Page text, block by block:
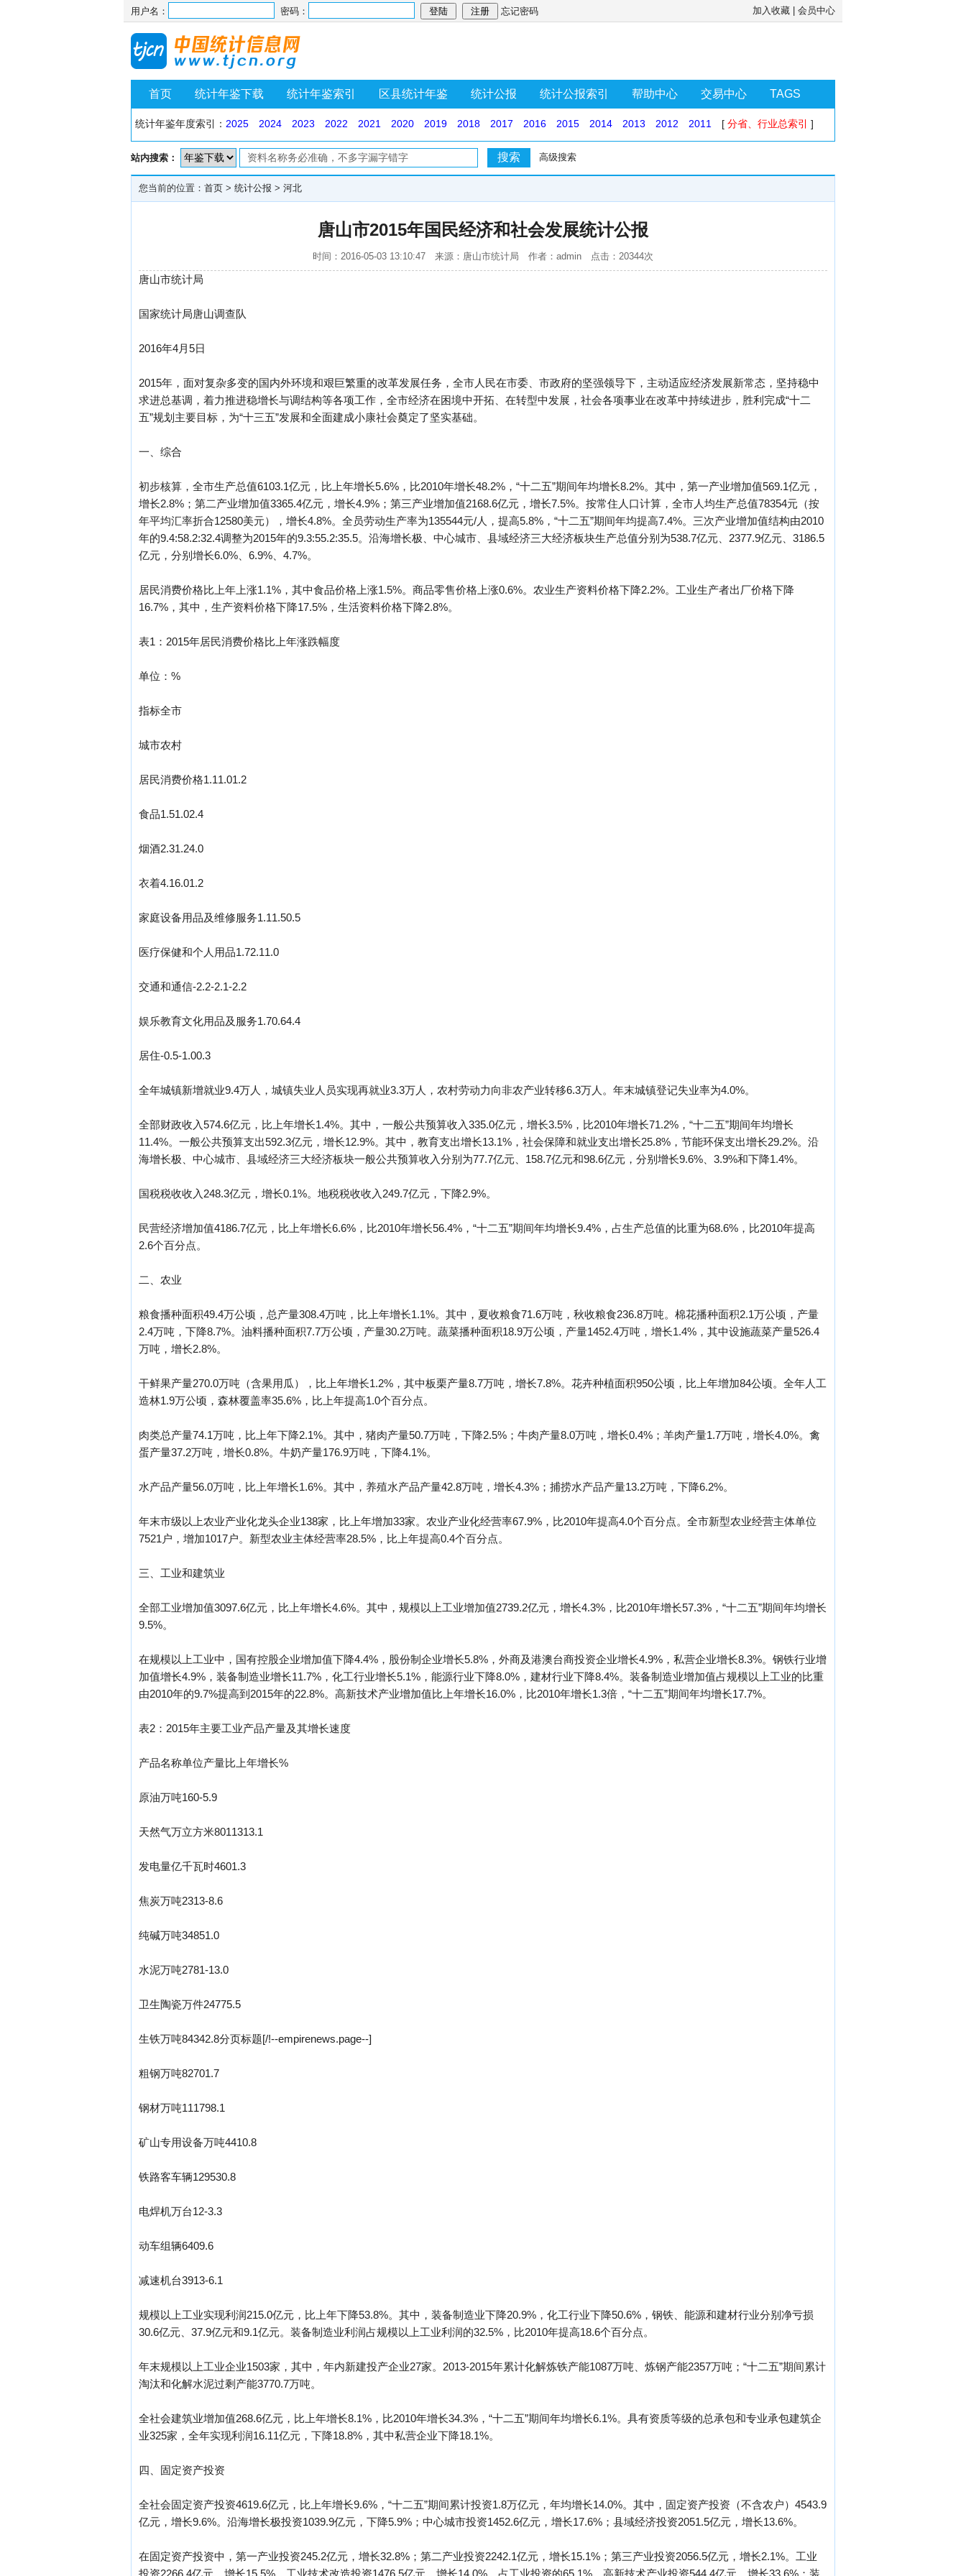
用户名： 密码： 忘记密码 加入收藏 会员中心
首页 统计年鉴下载 统计年鉴索引 区县统计年鉴 统计公报 统计公报索引 帮助中心 交易中心 TAGS
统计年鉴年度索引： 2025 2024 2023 2022 2021 2020 2019 2018 2017 2016 2015 2014 2013 2012 2011 [ 分省、行业总索引 ]
站内搜索： 高级搜索
您当前的位置： 首页 > 统计公报 > 河北
唐山市2015年国民经济和社会发展统计公报
时间：2016-05-03 13:10:47 来源：唐山市统计局 作者：admin 点击：20344次
唐山市统计局
国家统计局唐山调查队
2016年4月5日
2015年，面对复杂多变的国内外环境和艰巨繁重的改革发展任务，全市人民在市委、市政府的坚强领导下，主动适应经济发展新常态，坚持稳中
求进总基调，着力推进稳增长与调结构等各项工作，全市经济在困境中开拓、在转型中发展，社会各项事业在改革中持续进步，胜利完成“十二
五”规划主要目标，为“十三五”发展和全面建成小康社会奠定了坚实基础。
一、综合
初步核算，全市生产总值6103.1亿元，比上年增长5.6%，比2010年增长48.2%，“十二五”期间年均增长8.2%。其中，第一产业增加值569.1亿元，
增长2.8%；第二产业增加值3365.4亿元，增长4.9%；第三产业增加值2168.6亿元，增长7.5%。按常住人口计算，全市人均生产总值78354元（按
年平均汇率折合12580美元），增长4.8%。全员劳动生产率为135544元/人，提高5.8%，“十二五”期间年均提高7.4%。三次产业增加值结构由2010
年的9.4:58.2:32.4调整为2015年的9.3:55.2:35.5。沿海增长极、中心城市、县域经济三大经济板块生产总值分别为538.7亿元、2377.9亿元、3186.5
亿元，分别增长6.0%、6.9%、4.7%。
居民消费价格比上年上涨1.1%，其中食品价格上涨1.5%。商品零售价格上涨0.6%。农业生产资料价格下降2.2%。工业生产者出厂价格下降
16.7%，其中，生产资料价格下降17.5%，生活资料价格下降2.8%。
表1：2015年居民消费价格比上年涨跌幅度
单位：%
指标全市
城市农村
居民消费价格1.11.01.2
食品1.51.02.4
烟酒2.31.24.0
衣着4.16.01.2
家庭设备用品及维修服务1.11.50.5
医疗保健和个人用品1.72.11.0
交通和通信-2.2-2.1-2.2
娱乐教育文化用品及服务1.70.64.4
居住-0.5-1.00.3
全年城镇新增就业9.4万人，城镇失业人员实现再就业3.3万人，农村劳动力向非农产业转移6.3万人。年末城镇登记失业率为4.0%。
全部财政收入574.6亿元，比上年增长1.4%。其中，一般公共预算收入335.0亿元，增长3.5%，比2010年增长71.2%，“十二五”期间年均增长
11.4%。一般公共预算支出592.3亿元，增长12.9%。其中，教育支出增长13.1%，社会保障和就业支出增长25.8%，节能环保支出增长29.2%。沿
海增长极、中心城市、县域经济三大经济板块一般公共预算收入分别为77.7亿元、158.7亿元和98.6亿元，分别增长9.6%、3.9%和下降1.4%。
国税税收收入248.3亿元，增长0.1%。地税税收收入249.7亿元，下降2.9%。
民营经济增加值4186.7亿元，比上年增长6.6%，比2010年增长56.4%，“十二五”期间年均增长9.4%，占生产总值的比重为68.6%，比2010年提高
2.6个百分点。
二、农业
粮食播种面积49.4万公顷，总产量308.4万吨，比上年增长1.1%。其中，夏收粮食71.6万吨，秋收粮食236.8万吨。棉花播种面积2.1万公顷，产量
2.4万吨，下降8.7%。油料播种面积7.7万公顷，产量30.2万吨。蔬菜播种面积18.9万公顷，产量1452.4万吨，增长1.4%，其中设施蔬菜产量526.4
万吨，增长2.8%。
干鲜果产量270.0万吨（含果用瓜），比上年增长1.2%，其中板栗产量8.7万吨，增长7.8%。花卉种植面积950公顷，比上年增加84公顷。全年人工
造林1.9万公顷，森林覆盖率35.6%，比上年提高1.0个百分点。
肉类总产量74.1万吨，比上年下降2.1%。其中，猪肉产量50.7万吨，下降2.5%；牛肉产量8.0万吨，增长0.4%；羊肉产量1.7万吨，增长4.0%。禽
蛋产量37.2万吨，增长0.8%。牛奶产量176.9万吨，下降4.1%。
水产品产量56.0万吨，比上年增长1.6%。其中，养殖水产品产量42.8万吨，增长4.3%；捕捞水产品产量13.2万吨，下降6.2%。
年末市级以上农业产业化龙头企业138家，比上年增加33家。农业产业化经营率67.9%，比2010年提高4.0个百分点。全市新型农业经营主体单位
7521户，增加1017户。新型农业主体经营率28.5%，比上年提高0.4个百分点。
三、工业和建筑业
全部工业增加值3097.6亿元，比上年增长4.6%。其中，规模以上工业增加值2739.2亿元，增长4.3%，比2010年增长57.3%，“十二五”期间年均增长
9.5%。
在规模以上工业中，国有控股企业增加值下降4.4%，股份制企业增长5.8%，外商及港澳台商投资企业增长4.9%，私营企业增长8.3%。钢铁行业增
加值增长4.9%，装备制造业增长11.7%，化工行业增长5.1%，能源行业下降8.0%，建材行业下降8.4%。装备制造业增加值占规模以上工业的比重
由2010年的9.7%提高到2015年的22.8%。高新技术产业增加值比上年增长16.0%，比2010年增长1.3倍，“十二五”期间年均增长17.7%。
表2：2015年主要工业产品产量及其增长速度
产品名称单位产量比上年增长%
原油万吨160-5.9
天然气万立方米8011313.1
发电量亿千瓦时4601.3
焦炭万吨2313-8.6
纯碱万吨34851.0
水泥万吨2781-13.0
卫生陶瓷万件24775.5
生铁万吨84342.8分页标题[/!--empirenews.page--]
粗钢万吨82701.7
钢材万吨111798.1
矿山专用设备万吨4410.8
铁路客车辆129530.8
电焊机万台12-3.3
动车组辆6409.6
减速机台3913-6.1
规模以上工业实现利润215.0亿元，比上年下降53.8%。其中，装备制造业下降20.9%，化工行业下降50.6%，钢铁、能源和建材行业分别净亏损
30.6亿元、37.9亿元和9.1亿元。装备制造业利润占规模以上工业利润的32.5%，比2010年提高18.6个百分点。
年末规模以上工业企业1503家，其中，年内新建投产企业27家。2013-2015年累计化解炼铁产能1087万吨、炼钢产能2357万吨；“十二五”期间累计
淘汰和化解水泥过剩产能3770.7万吨。
全社会建筑业增加值268.6亿元，比上年增长8.1%，比2010年增长34.3%，“十二五”期间年均增长6.1%。具有资质等级的总承包和专业承包建筑企
业325家，全年实现利润16.11亿元，下降18.8%，其中私营企业下降18.1%。
四、固定资产投资
全社会固定资产投资4619.6亿元，比上年增长9.6%，“十二五”期间累计投资1.8万亿元，年均增长14.0%。其中，固定资产投资（不含农户）4543.9
亿元，增长9.6%。沿海增长极投资1039.9亿元，下降5.9%；中心城市投资1452.6亿元，增长17.6%；县域经济投资2051.5亿元，增长13.6%。
在固定资产投资中，第一产业投资245.2亿元，增长32.8%；第二产业投资2242.1亿元，增长15.1%；第三产业投资2056.5亿元，增长2.1%。工业
投资2266.4亿元，增长15.5%。工业技术改造投资1476.5亿元，增长14.0%，占工业投资的65.1%。高新技术产业投资544.4亿元，增长33.6%；装